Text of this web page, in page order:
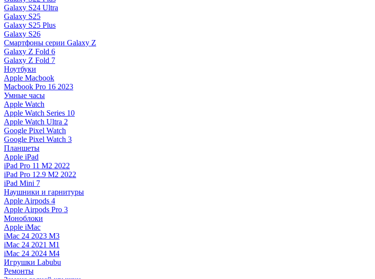
Galaxy S24 Ultra
Galaxy S25
Galaxy S25 Plus
Galaxy S26
Смартфоны серии Galaxy Z
Galaxy Z Fold 6
Galaxy Z Fold 7
Ноутбуки
Apple Macbook
Macbook Pro 16 2023
Умные часы
Apple Watch
Apple Watch Series 10
Apple Watch Ultra 2
Google Pixel Watch
Google Pixel Watch 3
Планшеты
Apple iPad
iPad Pro 11 M2 2022
iPad Pro 12.9 M2 2022
iPad Mini 7
Наушники и гарнитуры
Apple Airpods 4
Apple Airpods Pro 3
Моноблоки
Apple iMac
iMac 24 2023 M3
iMac 24 2021 M1
iMac 24 2024 M4
Игрушки Labubu
Ремонты